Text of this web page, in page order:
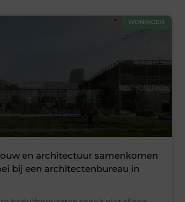
WONINGEN
en architectuur samenkomen
bij een architectenbureau in